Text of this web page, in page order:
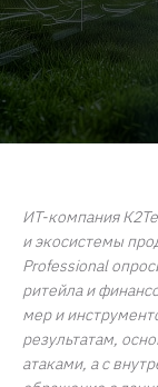
ИТ-компания
и экосистемы
Professional
ритейла и
мер и
результатам,
атаками, а с